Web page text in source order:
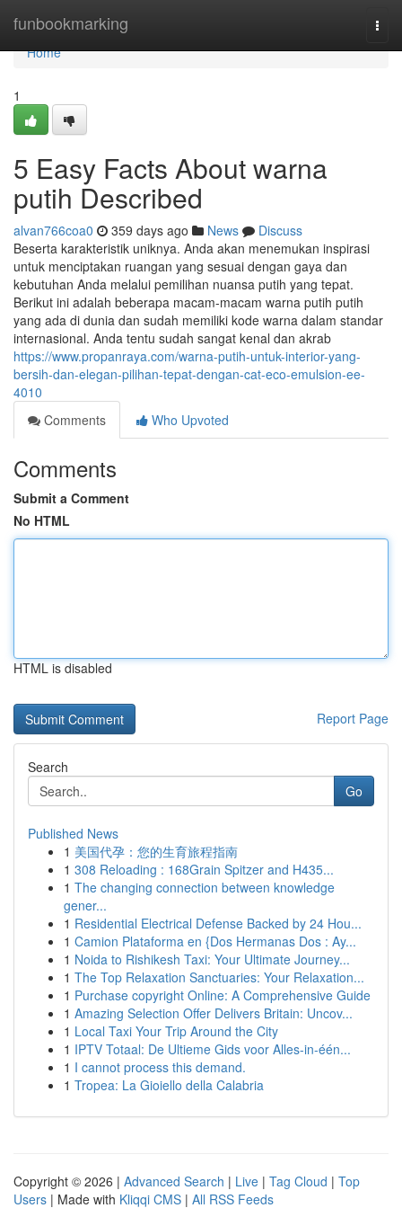
funbookmarking
Home
Home
1
5 Easy Facts About warna
putih Described
alvan766coa0 359 days ago News
Discuss
Beserta karakteristik uniknya. Anda akan menemukan inspirasi
untuk menciptakan ruangan yang sesuai dengan gaya dan
kebutuhan Anda melalui pemilihan nuansa putih yang tepat.
Berikut ini adalah beberapa macam-macam warna putih putih
yang ada di dunia dan sudah memiliki kode warna dalam standar
internasional. Anda tentu sudah sangat kenal dan akrab
https://www.propanraya.com/warna-putih-untuk-interior-yang-
bersih-dan-elegan-pilihan-tepat-dengan-cat-eco-emulsion-ee-
4010
Comments
Who Upvoted
Comments
Submit a Comment
No HTML
HTML is disabled
Report Page
Search
Go
Published News
1 美国代孕：您的生育旅程指南
1 308 Reloading : 168Grain Spitzer and H435...
1 The changing connection between knowledge
gener...
1 Residential Electrical Defense Backed by 24 Hou...
1 Camion Plataforma en {Dos Hermanas Dos : Ay...
1 Noida to Rishikesh Taxi: Your Ultimate Journey...
1 The Top Relaxation Sanctuaries: Your Relaxation...
1 Purchase copyright Online: A Comprehensive Guide
1 Amazing Selection Offer Delivers Britain: Uncov...
1 Local Taxi Your Trip Around the City
1 IPTV Totaal: De Ultieme Gids voor Alles-in-één...
1 I cannot process this demand.
1 Tropea: La Gioiello della Calabria
Copyright © 2026 | Advanced Search | Live | Tag Cloud | Top
Users | Made with Kliqqi CMS | All RSS Feeds